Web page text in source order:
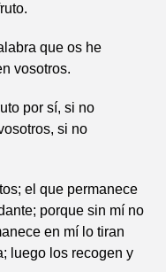
que os he
vosotros.
por sí, si no
si no
el que permanece
porque sin mí no
en mí lo tiran
luego los recogen y